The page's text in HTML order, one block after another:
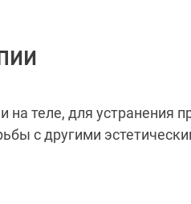
теле, для устранения
с другими